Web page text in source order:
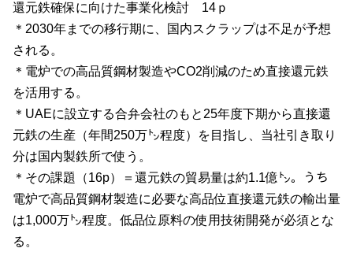
還元鉄確保に向けた事業化検討 14 ｐ
＊ 2030年までの移行期に、国内スクラップは不足が予想
される。
＊電炉での高品質鋼材製造やCO2削減のため直接還元鉄
を活用する。
＊ UAEに設立する合弁会社のもと 25年度下期から直接還
元鉄の生産（年間250万㌧程度）を目指し、当社引き取り
分は国内製鉄所で使う。
＊その課題（16p）＝ 還元鉄の貿易量は約1.1億㌧。うち
電炉で高品質鋼材製造に必要な高品位直接還元鉄の輸出量
は1,000万㌧程度。低品位原料の使用技術開発が必須とな
る。